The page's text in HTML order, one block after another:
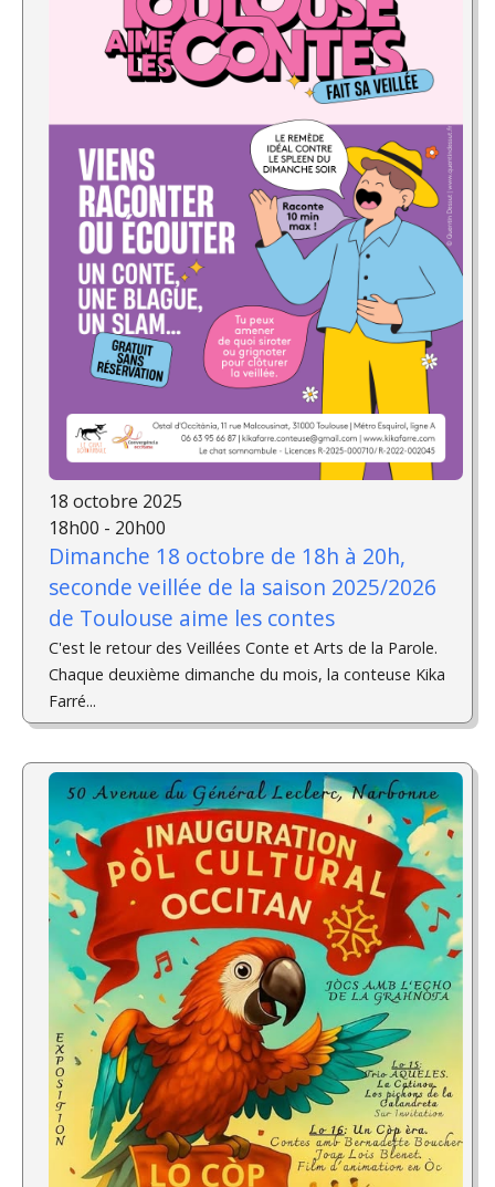
18 octobre 2025
18h00 - 20h00
Dimanche 18 octobre de 18h à 20h,
seconde veillée de la saison 2025/2026
de Toulouse aime les contes
C'est le retour des Veillées Conte et Arts de la Parole.
Chaque deuxième dimanche du mois, la conteuse Kika
Farré...